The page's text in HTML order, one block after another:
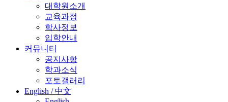
대학원소개
교육과정
학사정보
입학안내
커뮤니티
공지사항
학과소식
포토갤러리
English / 中文